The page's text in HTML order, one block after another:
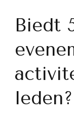
Biedt
leden?